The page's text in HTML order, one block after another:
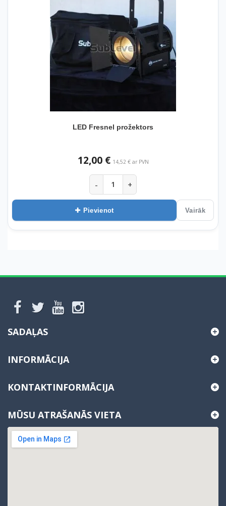
LED Fresnel prožektors
12,00 € 14,52 € ar PVN
- +
Pievienot Vairāk
SADAĻAS
INFORMĀCIJA
KONTAKTINFORMĀCIJA
MŪSU ATRAŠANĀS VIETA